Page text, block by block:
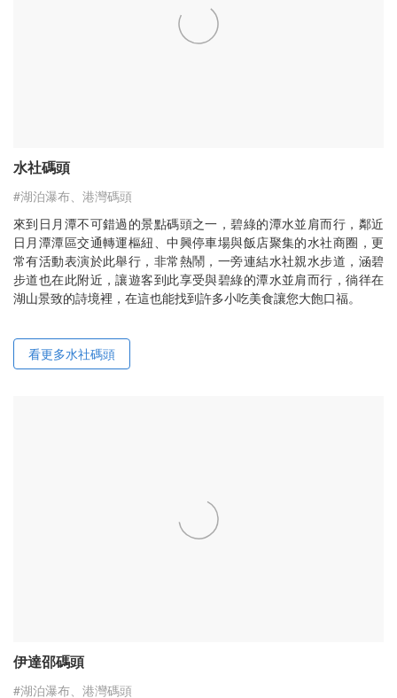
水社碼頭
#湖泊瀑布、港灣碼頭
來到日月潭不可錯過的景點碼頭之一，碧綠的潭水並肩而行，鄰近
日月潭潭區交通轉運樞紐、中興停車場與飯店聚集的水社商圈，更
常有活動表演於此舉行，非常熱鬧，一旁連結水社親水步道，涵碧
步道也在此附近，讓遊客到此享受與碧綠的潭水並肩而行，徜徉在
湖山景致的詩境裡，在這也能找到許多小吃美食讓您大飽口福。
看更多水社碼頭
伊達邵碼頭
#湖泊瀑布、港灣碼頭